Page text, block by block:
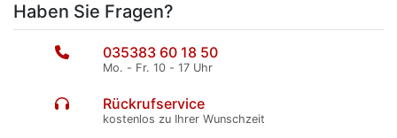
Haben Sie Fragen?
035383 60 18 50
Mo. - Fr. 10 - 17 Uhr
Rückrufservice
kostenlos zu Ihrer Wunschzeit